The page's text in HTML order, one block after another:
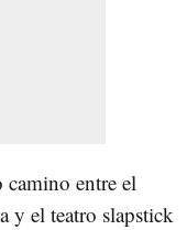
camino entre el
y el teatro slapstick